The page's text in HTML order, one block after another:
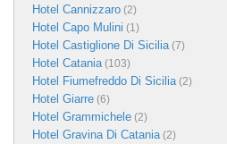
Hotel Cannizzaro (2)
Hotel Capo Mulini (1)
Hotel Castiglione Di Sicilia(7)
Hotel Catania(103)
Hotel Fiumefreddo Di Sicilia(2)
Hotel Giarre (6)
Hotel Grammichele (2)
Hotel Gravina Di Catania(2)